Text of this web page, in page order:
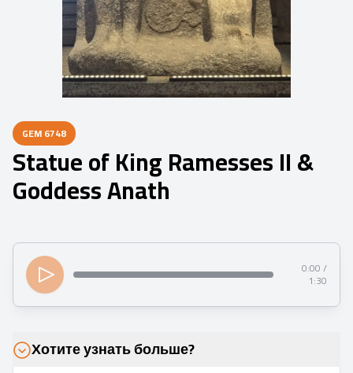
GEM6748
Statue of King Ramesses II &
Goddess Anath
0:00 /
1:30
Хотите узнать больше?